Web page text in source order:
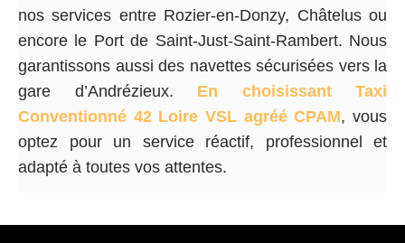
nos services entre Rozier-en-Donzy, Châtelus ou
encore le Port de Saint-Just-Saint-Rambert. Nous
garantissons aussi des navettes sécurisées vers la
gare d’Andrézieux. En choisissant Taxi
Conventionné 42 Loire VSL agréé CPAM, vous
optez pour un service réactif, professionnel et
adapté à toutes vos attentes.